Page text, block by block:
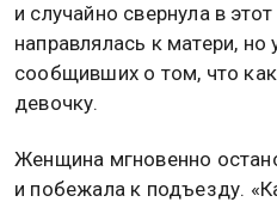
и случайно свернула в
направлялась к матери,
сообщивших о том, что
девочку.
Женщина мгновенно
и побежала к подъезду.